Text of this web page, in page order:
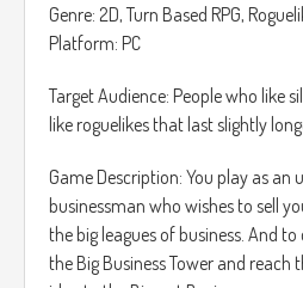
Genre: 2D, Turn Based RPG,
Platform: PC
Target Audience: People who like
like roguelikes that last slightly
Game Description: You play as an
businessman who wishes to sell
the big leagues of business. And
the Big Business Tower and reach